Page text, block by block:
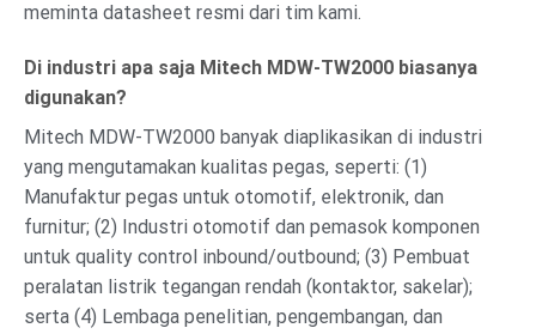
meminta datasheet resmi dari tim kami.
Di industri apa saja Mitech MDW-TW2000 biasanya
digunakan?
Mitech MDW-TW2000 banyak diaplikasikan di industri
yang mengutamakan kualitas pegas, seperti: (1)
Manufaktur pegas untuk otomotif, elektronik, dan
furnitur; (2) Industri otomotif dan pemasok komponen
untuk quality control inbound/outbound; (3) Pembuat
peralatan listrik tegangan rendah (kontaktor, sakelar);
serta (4) Lembaga penelitian, pengembangan, dan